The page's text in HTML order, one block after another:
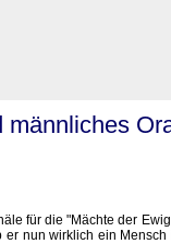
männliches
für die "Mächte der
er nun wirklich ein